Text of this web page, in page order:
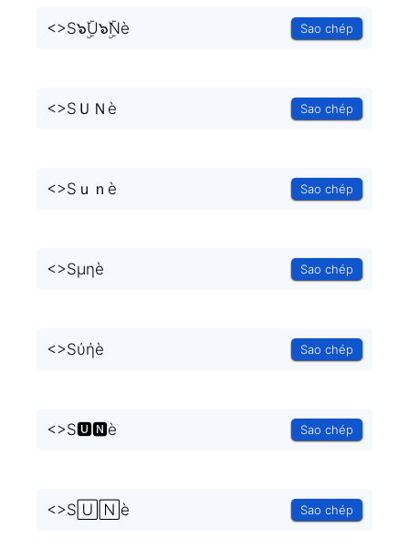
<>S๖ۣۜU๖ۣۜNè Sao chép
<>SＵＮè Sao chép
<>Sｕｎè Sao chép
<>Sμηè Sao chép
<>Sύήè Sao chép
<>S🆄🅽è Sao chép
<>S🅄🄽è Sao chép